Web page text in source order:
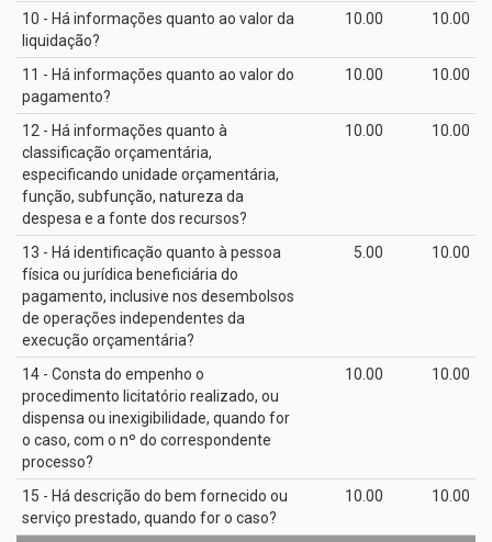
10 - Há informações quanto ao valor da
liquidação?
10.00 10.00
11 - Há informações quanto ao valor do
pagamento?
10.00 10.00
12 - Há informações quanto à
classificação orçamentária,
especificando unidade orçamentária,
função, subfunção, natureza da
despesa e a fonte dos recursos?
10.00 10.00
13 - Há identificação quanto à pessoa
física ou jurídica beneficiária do
pagamento, inclusive nos desembolsos
de operações independentes da
execução orçamentária?
5.00 10.00
14 - Consta do empenho o
procedimento licitatório realizado, ou
dispensa ou inexigibilidade, quando for
o caso, com o nº do correspondente
processo?
10.00 10.00
15 - Há descrição do bem fornecido ou
serviço prestado, quando for o caso?
10.00 10.00